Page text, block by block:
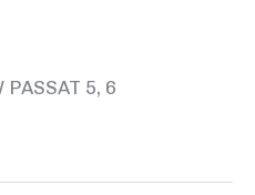
5, 6